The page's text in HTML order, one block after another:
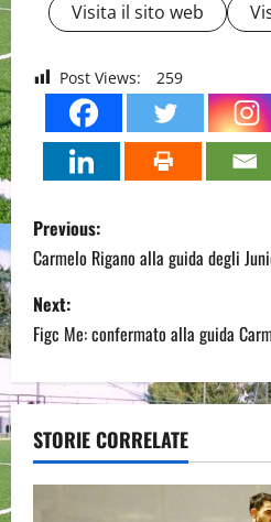
Visita il sito web
Post Views: 259
P
o
s
t
n
a
v
Previous:
Carmelo Rigano alla guida degli
Next:
Figc Me: confermato alla guida
STORIE CORRELATE